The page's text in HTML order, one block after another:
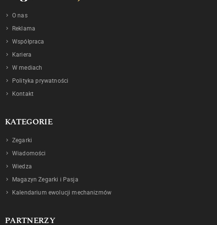
O nas
Reklama
Współpraca
Kariera
W mediach
Polityka prywatności
Kontakt
KATEGORIE
Zegarki
Wiadomości
Wiedza
Magazyn Zegarki i Pasja
Kalendarium ewolucji mechanizmów
PARTNERZY